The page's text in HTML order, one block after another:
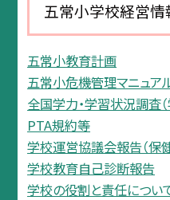
五常小学校経営情
五常小教育計画
五常小危機管理マニュア
全国学力・学習状況調査
PTA規約等
学校運営協議会報告（保
学校教育自己診断報告
学校の役割と責任につい